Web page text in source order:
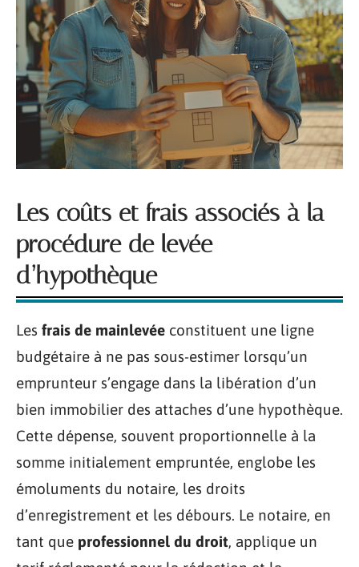
Les coûts et frais associés à la
procédure de levée
d’hypothèque
Les frais de mainlevée constituent une ligne
budgétaire à ne pas sous-estimer lorsqu’un
emprunteur s’engage dans la libération d’un
bien immobilier des attaches d’une hypothèque.
Cette dépense, souvent proportionnelle à la
somme initialement empruntée, englobe les
émoluments du notaire, les droits
d’enregistrement et les débours. Le notaire, en
tant que professionnel du droit, applique un